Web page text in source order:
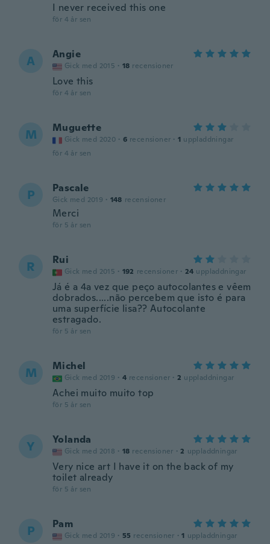
I never received this one
för 4 år sen
A Angie
Gick med 2015 · 18 recensioner
Love this
för 4 år sen
M Muguette
Gick med 2020 · 6 recensioner · 1 uppladdningar
för 4 år sen
P Pascale
Gick med 2019 · 148 recensioner
Merci
för 5 år sen
R Rui
Gick med 2015 · 192 recensioner · 24 uppladdningar
Já é a 4a vez que peço autocolantes e vêem
dobrados.....não percebem que isto é para
uma superfície lisa?? Autocolante
estragado.
för 5 år sen
M Michel
Gick med 2019 · 4 recensioner · 2 uppladdningar
Achei muito muito top
för 5 år sen
Y Yolanda
Gick med 2018 · 18 recensioner · 2 uppladdningar
Very nice art I have it on the back of my
toilet already
för 5 år sen
P Pam
Gick med 2019 · 55 recensioner · 1 uppladdningar